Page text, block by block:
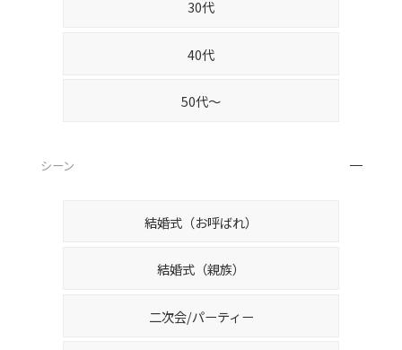
30代
40代
50代～
シーン
結婚式（お呼ばれ）
結婚式（親族）
二次会/パーティー